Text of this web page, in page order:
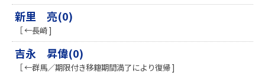
新里 亮(0)
［ ←長崎 ]
吉永 昇偉(0)
［ ←群馬／期限付き移籍期間満了により復帰 ]